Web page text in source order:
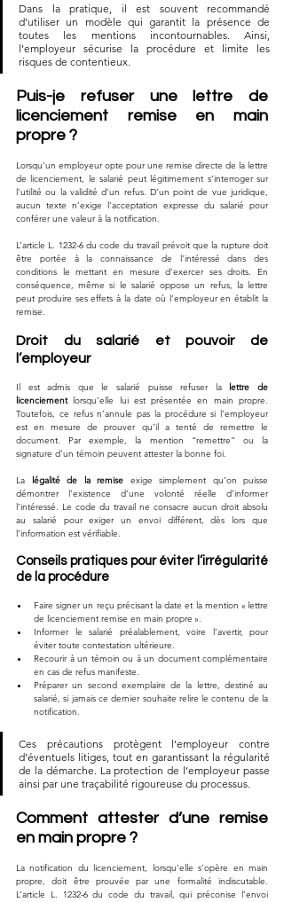
Dans la pratique, il est souvent recommandé
d’utiliser un modèle qui garantit la présence de
toutes les mentions incontournables. Ainsi,
l’employeur sécurise la procédure et limite les
risques de contentieux.
Puis-je refuser une lettre de
licenciement remise en main
propre ?
Lorsqu’un employeur opte pour une remise directe de la lettre
de licenciement, le salarié peut légitimement s’interroger sur
l’utilité ou la validité d’un refus. D’un point de vue juridique,
aucun texte n’exige l’acceptation expresse du salarié pour
conférer une valeur à la notification.
L’article L. 1232-6 du code du travail prévoit que la rupture doit
être portée à la connaissance de l’intéressé dans des
conditions le mettant en mesure d’exercer ses droits. En
conséquence, même si le salarié oppose un refus, la lettre
peut produire ses effets à la date où l’employeur en établit la
remise.
Droit du salarié et pouvoir de
l’employeur
Il est admis que le salarié puisse refuser la lettre de
licenciement lorsqu’elle lui est présentée en main propre.
Toutefois, ce refus n’annule pas la procédure si l’employeur
est en mesure de prouver qu’il a tenté de remettre le
document. Par exemple, la mention “remettre” ou la
signature d’un témoin peuvent attester la bonne foi.
La légalité de la remise exige simplement qu’on puisse
démontrer l’existence d’une volonté réelle d’informer
l’intéressé. Le code du travail ne consacre aucun droit absolu
au salarié pour exiger un envoi différent, dès lors que
l’information est vérifiable.
Conseils pratiques pour éviter l’irrégularité
de la procédure
Faire signer un reçu précisant la date et la mention « lettre
de licenciement remise en main propre ».
Informer le salarié préalablement, voire l’avertir, pour
éviter toute contestation ultérieure.
Recourir à un témoin ou à un document complémentaire
en cas de refus manifeste.
Préparer un second exemplaire de la lettre, destiné au
salarié, si jamais ce dernier souhaite relire le contenu de la
notification.
Ces précautions protègent l’employeur contre
d’éventuels litiges, tout en garantissant la régularité
de la démarche. La protection de l’employeur passe
ainsi par une traçabilité rigoureuse du processus.
Comment attester d’une remise
en main propre ?
La notification du licenciement, lorsqu’elle s’opère en main
propre, doit être prouvée par une formalité indiscutable.
L’article L. 1232-6 du code du travail, qui préconise l’envoi